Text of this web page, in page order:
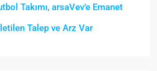
Takımı, arsaVev’e Emanet
Talep ve Arz Var